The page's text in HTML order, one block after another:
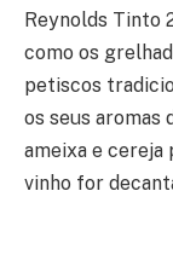
Reynolds Tinto
como os
petiscos
os seus aromas
ameixa e cereja
vinho for